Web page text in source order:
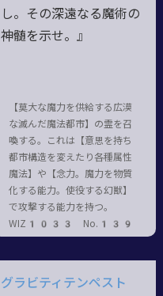
し。その深遠なる魔術の
神髄を示せ。』
【莫大な魔力を供給する広漠
な滅んだ魔法都市】の霊を召
喚する。これは【意思を持ち
都市構造を変えたり各種属性
魔法】や【念力。魔力を物質
化する能力。使役する幻獣】
で攻撃する能力を持つ。
WIZ1033 No.139
グラビティテンペスト